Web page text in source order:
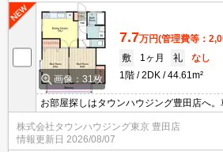
画像：31枚
7.7万円(管理費等：
敷
1ヶ月 礼
なし
1階
2DK 44.61m²
お部屋探しはタウンハウジング豊田店へ。
用お客様駐車場あり！
株式会社タウンハウジング東京 豊田店
情報更新日 2026/08/07